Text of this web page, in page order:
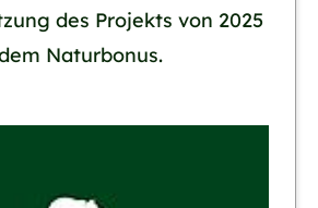
des Projekts von 2025
Naturbonus.